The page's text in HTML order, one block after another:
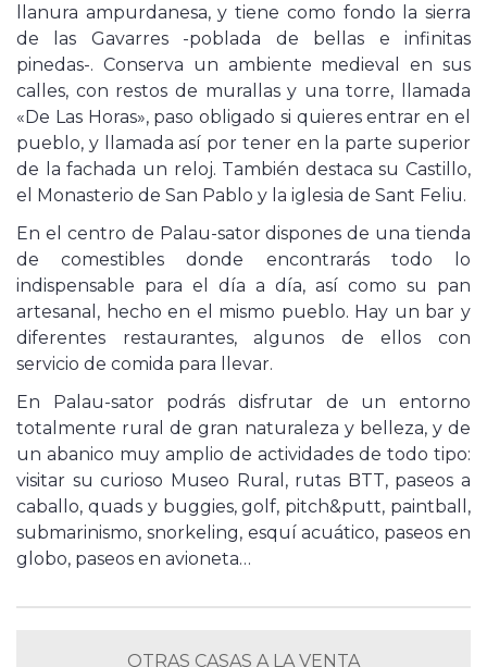
llanura ampurdanesa, y tiene como fondo la sierra
de las Gavarres -poblada de bellas e infinitas
pinedas-. Conserva un ambiente medieval en sus
calles, con restos de murallas y una torre, llamada
«De Las Horas», paso obligado si quieres entrar en el
pueblo, y llamada así por tener en la parte superior
de la fachada un reloj. También destaca su Castillo,
el Monasterio de San Pablo y la iglesia de Sant Feliu.
En el centro de Palau-sator dispones de una tienda
de comestibles donde encontrarás todo lo
indispensable para el día a día, así como su pan
artesanal, hecho en el mismo pueblo. Hay un bar y
diferentes restaurantes, algunos de ellos con
servicio de comida para llevar.
En Palau-sator podrás disfrutar de un entorno
totalmente rural de gran naturaleza y belleza, y de
un abanico muy amplio de actividades de todo tipo:
visitar su curioso Museo Rural, rutas BTT, paseos a
caballo, quads y buggies, golf, pitch&putt, paintball,
submarinismo, snorkeling, esquí acuático, paseos en
globo, paseos en avioneta…
OTRAS CASAS A LA VENTA